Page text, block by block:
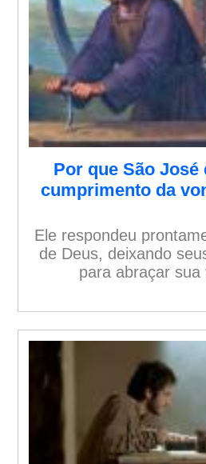
Por que São José
cumprimento da
Ele respondeu
de Deus, deixando
para abraçar sua